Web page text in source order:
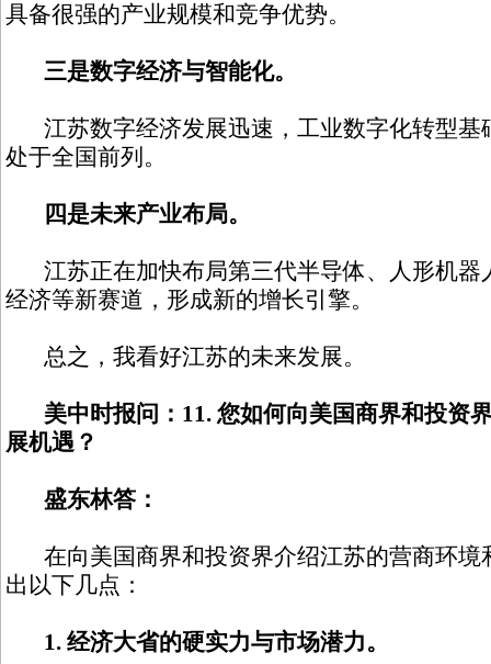
具备很强的产业规模和竞争优势。
三是数字经济与智能化。
江苏数字经济发展迅速，工业数字化转型基
处于全国前列。
四是未来产业布局。
江苏正在加快布局第三代半导体、人形机器
经济等新赛道，形成新的增长引擎。
总之，我看好江苏的未来发展。
美中时报问：11. 您如何向美国商界和投资
展机遇？
盛东林答：
在向美国商界和投资界介绍江苏的营商环境
出以下几点：
1. 经济大省的硬实力与市场潜力。